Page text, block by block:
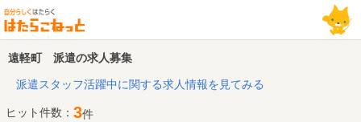
遠軽町 派遣の求人募集
派遣スタッフ活躍中に関する求人情報を見てみる
ヒット件数： 3件